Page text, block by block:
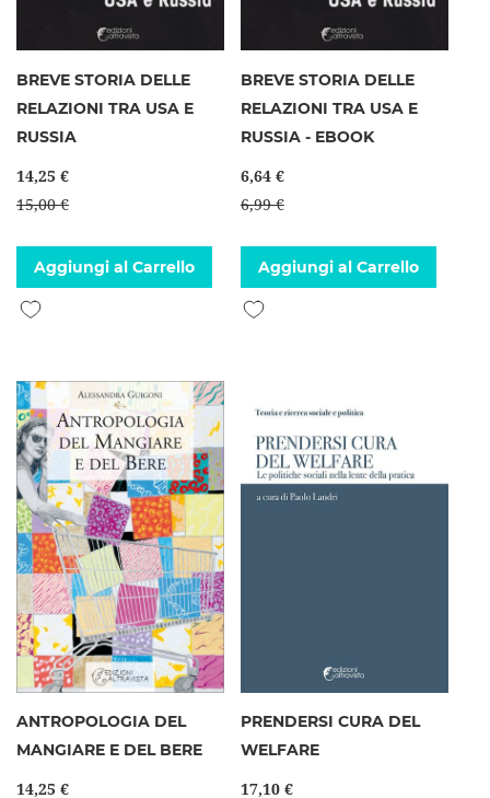
BREVE STORIA DELLE
RELAZIONI TRA USA E
RUSSIA
14,25 €
15,00 €
Aggiungi al Carrello
Aggiungi alla lista desideri
BREVE STORIA DELLE
RELAZIONI TRA USA E
RUSSIA - EBOOK
6,64 €
6,99 €
Aggiungi al Carrello
Aggiungi alla lista desideri
ANTROPOLOGIA DEL
MANGIARE E DEL BERE
14,25 €
PRENDERSI CURA DEL
WELFARE
17,10 €